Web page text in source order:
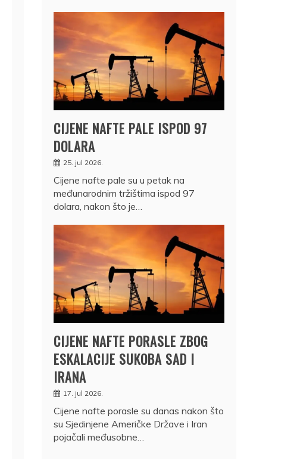
CIJENE NAFTE PALE ISPOD 97
DOLARA
25. jul 2026.
Cijene nafte pale su u petak na
međunarodnim tržištima ispod 97
dolara, nakon što je…
CIJENE NAFTE PORASLE ZBOG
ESKALACIJE SUKOBA SAD I
IRANA
17. jul 2026.
Cijene nafte porasle su danas nakon što
su Sjedinjene Američke Države i Iran
pojačali međusobne…